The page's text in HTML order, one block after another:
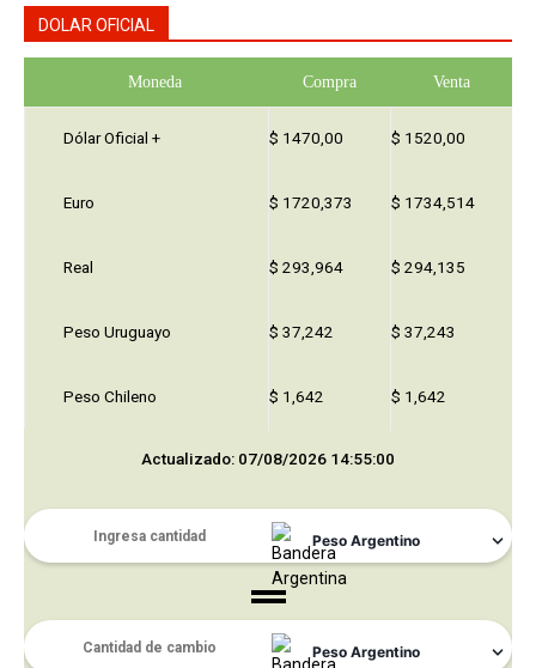
DOLAR OFICIAL
Moneda Compra Venta
Dólar Oficial + $ 1470,00 $ 1520,00
Euro $ 1720,373 $ 1734,514
Real $ 293,964 $ 294,135
Peso Uruguayo $ 37,242 $ 37,243
Peso Chileno $ 1,642 $ 1,642
Actualizado: 07/08/2026 14:55:00